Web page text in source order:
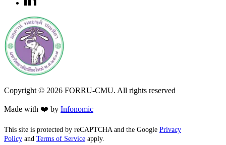
Copyright © 2026 FORRU-CMU. All rights reserved
Made with ❤️ by Infonomic
This site is protected by reCAPTCHA and the Google Privacy
Policy and Terms of Service apply.